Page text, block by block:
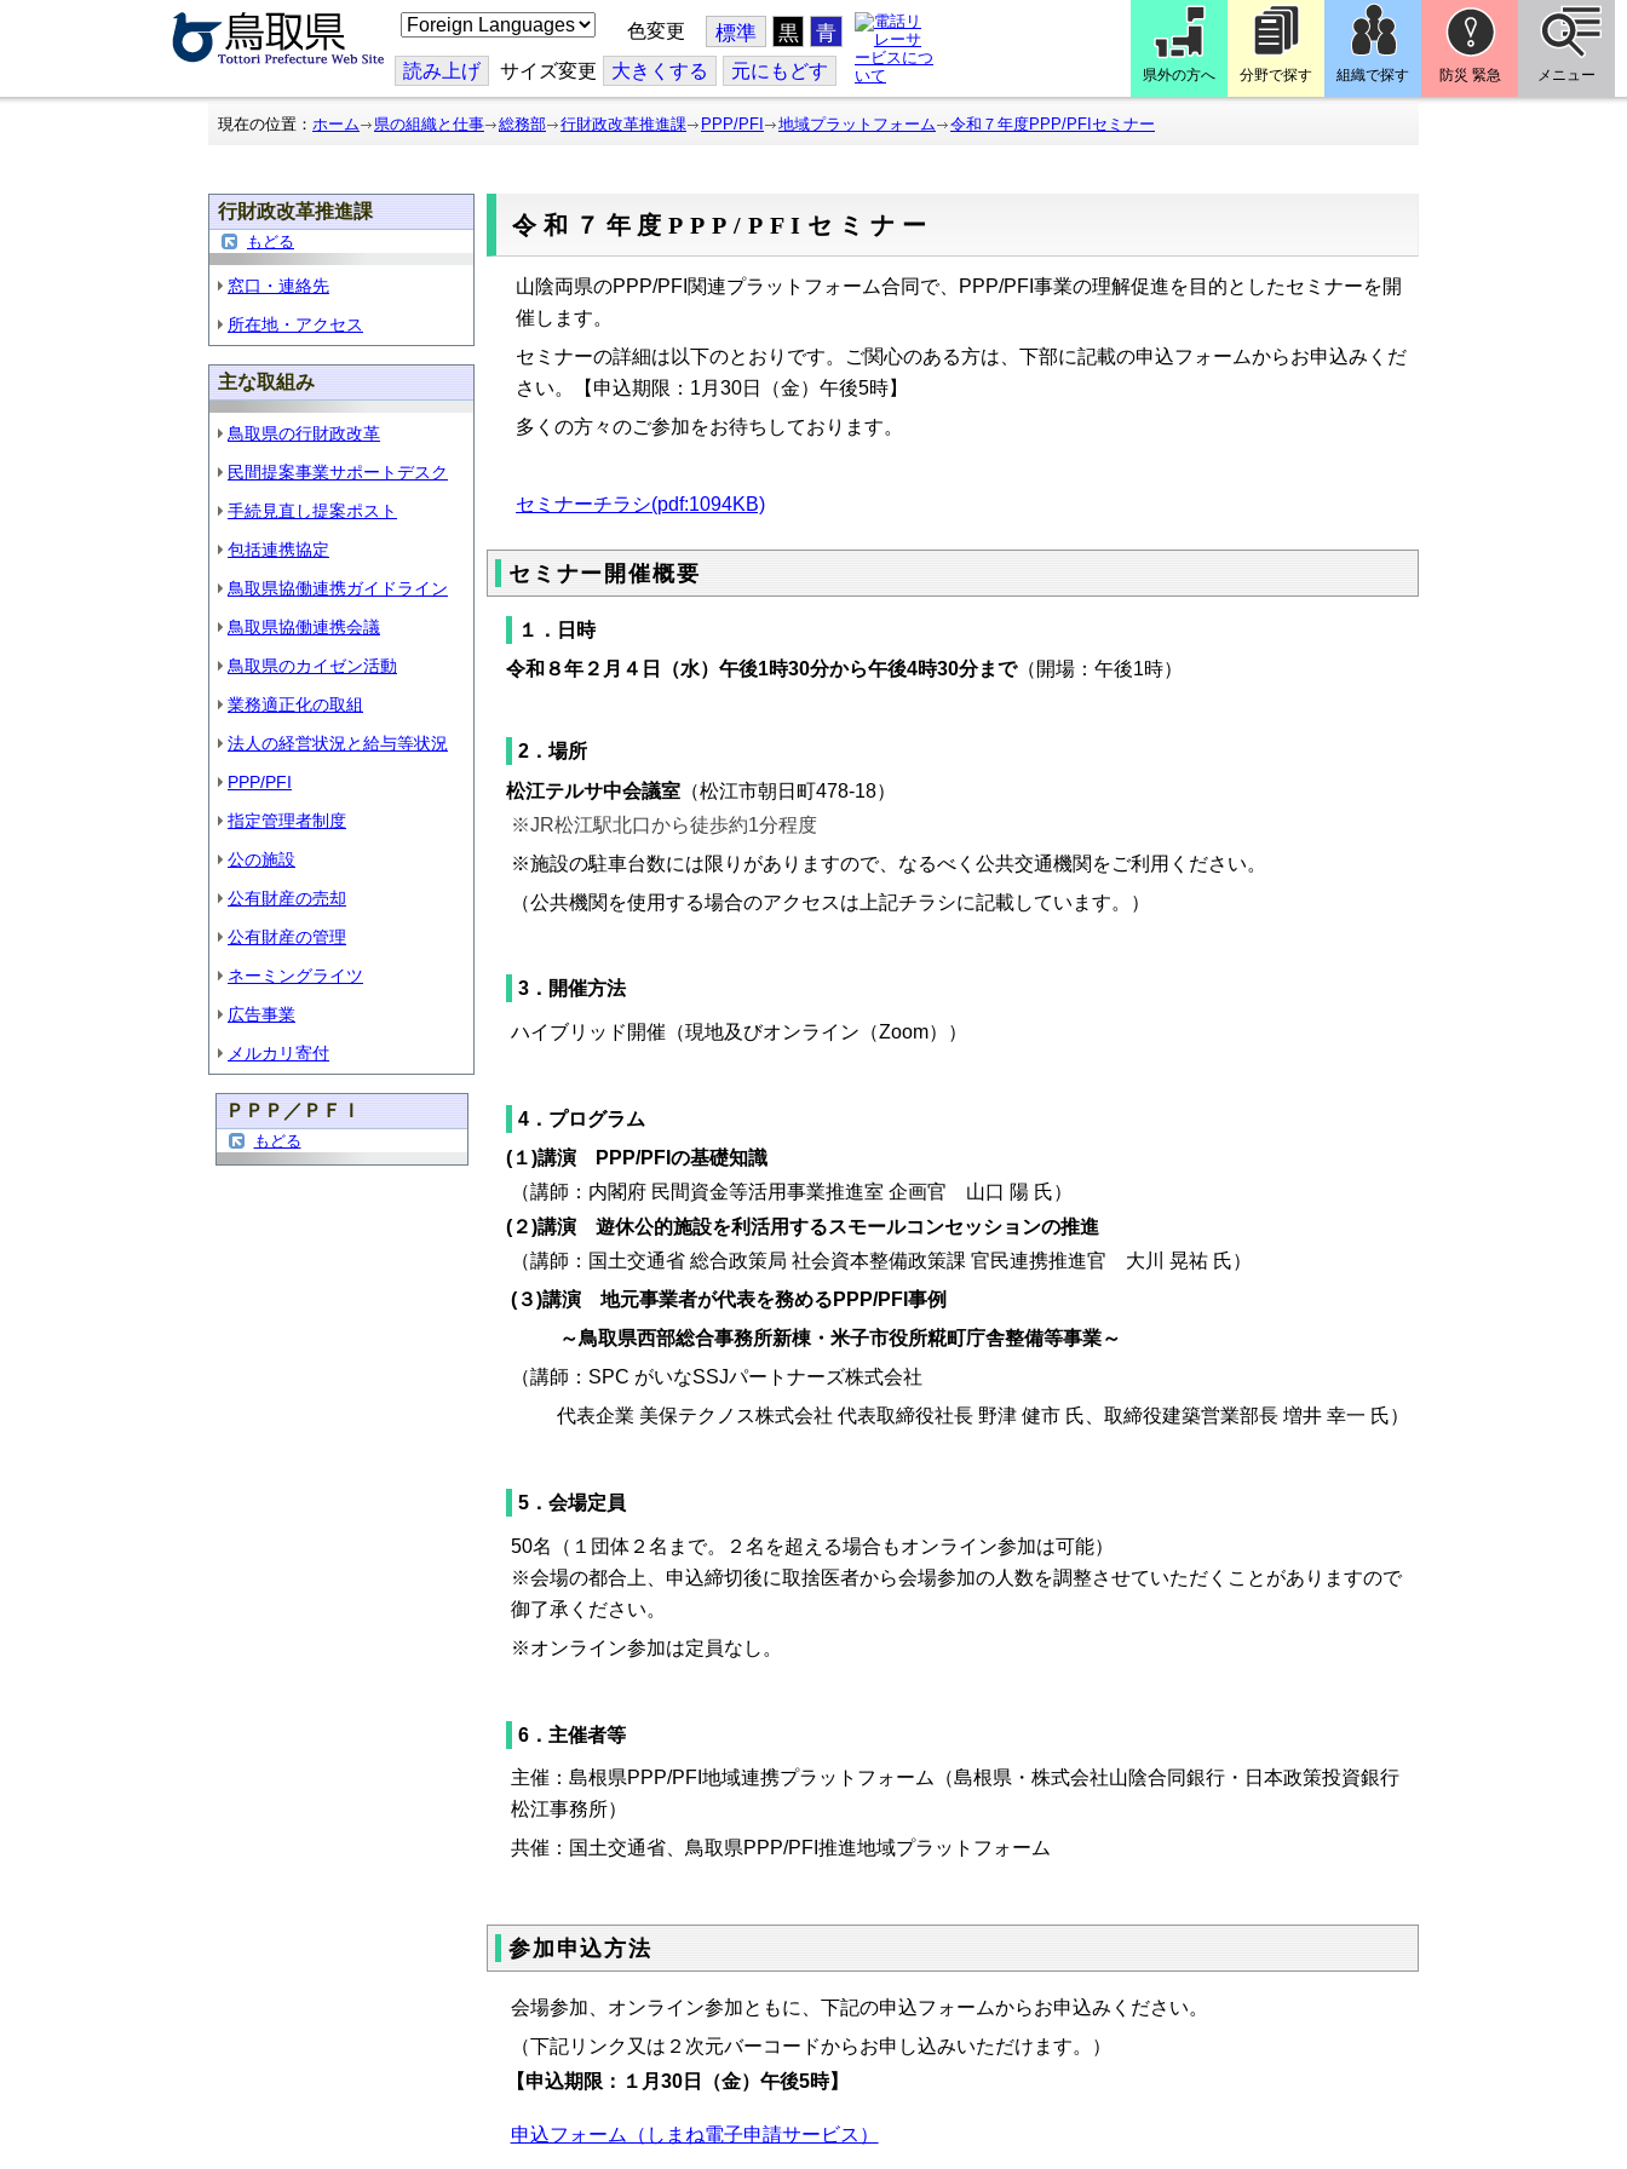
こ
の
ジ
を
翻
色変更 標準 黒 青
読み上げ サイズ変更 大きくする 元にもどす 県外の方へ 分野で探す 組織で探す 防災 緊急 メニュー
現在の位置： ホーム 県の組織と仕事 総務部 行財政改革推進課 PPP/PFI 地域プラットフォーム 令和７年度PPP/PFIセミナー
行財政改革推進課
もどる
窓口・連絡先
所在地・アクセス
主な取組み
鳥取県の行財政改革
民間提案事業サポートデスク
手続見直し提案ポスト
包括連携協定
鳥取県協働連携ガイドライン
鳥取県協働連携会議
鳥取県のカイゼン活動
業務適正化の取組
法人の経営状況と給与等状況
PPP/PFI
指定管理者制度
公の施設
公有財産の売却
公有財産の管理
ネーミングライツ
広告事業
メルカリ寄付
ＰＰＰ／ＰＦＩ
もどる
令和７年度PPP/PFIセミナー
山陰両県のPPP/PFI関連プラットフォーム合同で、PPP/PFI事業の理解促進を目的としたセミナーを開
催します。
セミナーの詳細は以下のとおりです。
ご関心のある方は、下部に記載の申込フォームからお申込みくだ
さい。【申込期限：1月30日（金）午後5時】
多くの方々のご参加をお待ちしております。
セミナーチラシ(pdf:1094KB)
セミナー開催概要
１．日時
令和８年２月４日（水）午後1時30分から午後4時30分まで（開場：午後1時）
2．場所
松江テルサ中会議室（松江市朝日町478-18）
※JR松江駅北口から徒歩約1分程度
※施設の駐車台数には限りがありますので、なるべく公共交通機関をご利用ください。
（公共機関を使用する場合のアクセスは上記チラシに記載しています。）
3．開催方法
ハイブリッド開催（現地及びオンライン（Zoom））
4．プログラム
(１)講演 PPP/PFIの基礎知識
（講師：内閣府 民間資金等活用事業推進室 企画官 山口 陽 氏）
(２)講演 遊休公的施設を利活用するスモールコンセッションの推進
（講師：国土交通省 総合政策局 社会資本整備政策課 官民連携推進官 大川 晃祐 氏）
(３)講演 地元事業者が代表を務めるPPP/PFI事例
～鳥取県西部総合事務所新棟・米子市役所糀町庁舎整備等事業～
（講師：SPC がいなSSJパートナーズ株式会社
代表企業 美保テクノス株式会社 代表取締役社長 野津 健市 氏、取締役建築営業部長 増井 幸一 氏）
5．会場定員
50名（１団体２名まで。２名を超える場合もオンライン参加は可能）
※会場の都合上、申込締切後に取捨医者から会場参加の人数を調整させていただくことがありますので
御了承ください。
※オンライン参加は定員なし。
6．主催者等
主催：島根県PPP/PFI地域連携プラットフォーム（島根県・株式会社山陰合同銀行・日本政策投資銀行
松江事務所）
共催：国土交通省、鳥取県PPP/PFI推進地域プラットフォーム
参加申込方法
会場参加、オンライン参加ともに、下記の申込フォームからお申込みください。
（下記リンク又は２次元バーコードからお申し込みいただけます。）
【申込期限：１月30日（金）午後5時】
申込フォーム（しまね電子申請サービス）